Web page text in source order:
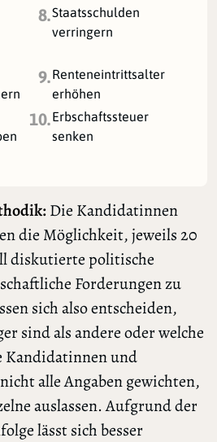
8.Staatsschulden
verringern
9.Renteneintrittsalter
erhöhen
10.Erbschaftssteuer
senken
Die Kandidatinnen
die Möglichkeit, jeweils 20
diskutierte politische
Forderungen zu
sich also entscheiden,
sind als andere oder welche
Kandidatinnen und
alle Angaben gewichten,
auslassen. Aufgrund der
lässt sich besser